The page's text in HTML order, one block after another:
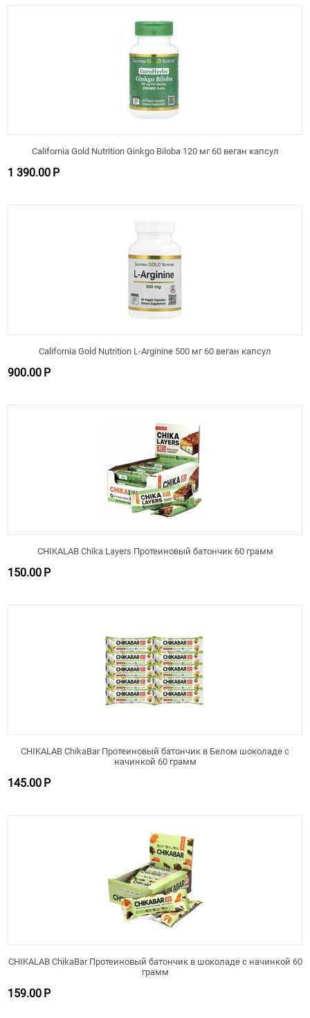
California Gold Nutrition Ginkgo Biloba 120 мг 60 веган капсул
1 390.00 Р
California Gold Nutrition L-Arginine 500 мг 60 веган капсул
900.00 Р
CHIKALAB Chika Layers Протеиновый батончик 60 грамм
150.00 Р
CHIKALAB ChikaBar Протеиновый батончик в Белом шоколаде с
начинкой 60 грамм
145.00 Р
CHIKALAB ChikaBar Протеиновый батончик в шоколаде с начинкой 60
грамм
159.00 Р